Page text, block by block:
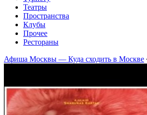
Театры
Пространства
Клубы
Прочее
Рестораны
Афиша Москвы — Куда сходить в Москве